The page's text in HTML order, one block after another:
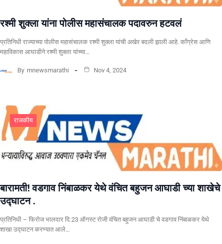
रश्मी शुक्ला यांना पोलीस महासंचालक पदावरुन हटवलं
प्रतिनिधी राज्याच्या पोलीस महासंचालक रश्मी शुक्ला यांची अखेर बदली झाली आहे. काँग्रेस आणि
महाविकास आघाडीने रश्मी शुक्ला यांच्या…
By mnewsmarathi Nov 4, 2024
राजकीय
बारामती! वडगाव निंबाळकर येथे वंचित बहुजन आघाडी च्या शाखेचे
उद्घाटन .
प्रतिनिधी – फिरोज भालदार दि.23 ऑगस्ट रोजी वंचित बहुजन आघाडी चे वडगाव निंबाळकर येथे
शाखा उद्घाटन करण्यात आले…